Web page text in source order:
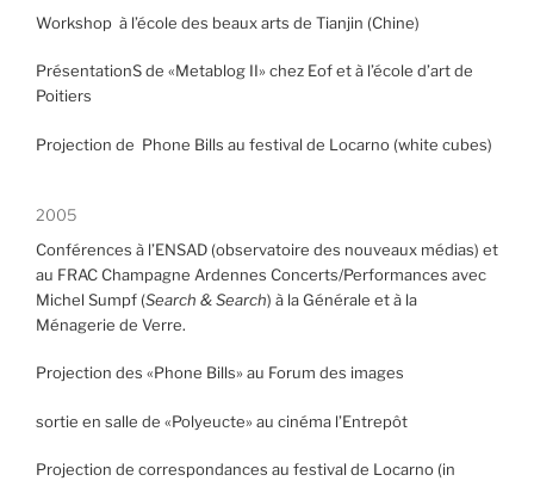
Workshop à l’école des beaux arts de Tianjin (Chine)
PrésentationS de «Metablog II» chez Eof et à l’école d’art de
Poitiers
Projection de Phone Bills au festival de Locarno (white cubes)
2005
Conférences à l’ENSAD (observatoire des nouveaux médias) et
au FRAC Champagne Ardennes Concerts/Performances avec
Michel Sumpf (Search & Search) à la Générale et à la
Ménagerie de Verre.
Projection des «Phone Bills» au Forum des images
sortie en salle de «Polyeucte» au cinéma l’Entrepôt
Projection de correspondances au festival de Locarno (in